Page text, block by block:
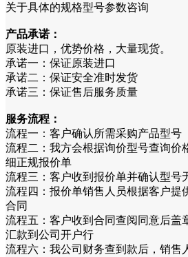
关于具体的规格型号参数咨询
产品承诺：
原装进口，优势价格，大量现货。
承诺一：保证原装进口
承诺二：保证安全准时发货
承诺三：保证售后服务质量
服务流程：
流程一：客户确认所需采购产品型号
流程二：我方会根据询价型号查询价
细正规报价单
流程三：客户收到报价单并确认型号
流程四：报价单销售人员根据客户提
合同
流程五：客户收到合同查阅同意后盖
汇款到公司开户行
流程六：我公司财务查到款后，销售